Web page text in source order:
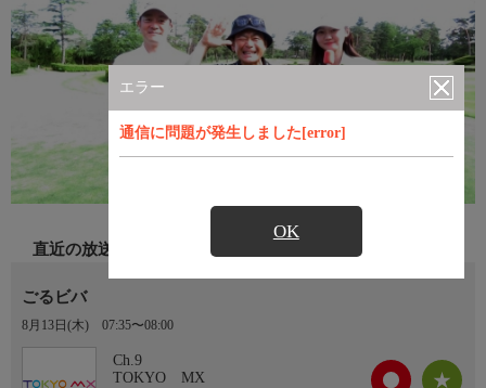
エラー
通信に問題が発生しました[error]
OK
直近の放送
ごるビバ
8月13日(木) 07:35〜08:00
Ch.9
TOKYO MX